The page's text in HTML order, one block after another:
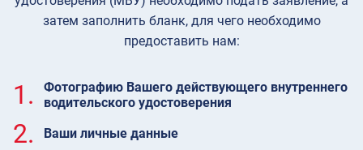
затем заполнить бланк, для чего необходимо
предоставить нам:
1.
Фотографию Вашего действующего внутреннего
водительского удостоверения
2. Ваши личные данные